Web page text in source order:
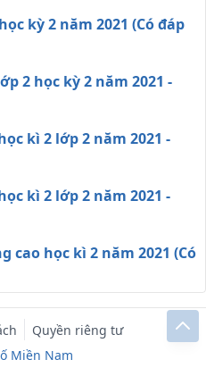
kỳ 2 năm 2021 (Có đáp
2 học kỳ 2 năm 2021 -
kì 2 lớp 2 năm 2021 -
kì 2 lớp 2 năm 2021 -
cao học kì 2 năm 2021 (Có
Quyền riêng tư
Miền Nam